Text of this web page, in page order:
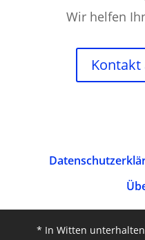
Wir helfen
* In Witten